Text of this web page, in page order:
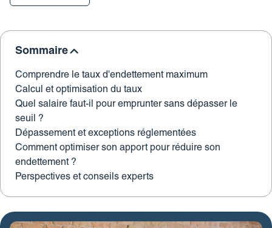
Revue de presse
Nos coordonnées
Impôt sur la plus-value
Le tableau d’amortissement
Découvrir votre profil investisseur
Guide des projets urbains
Sommaire
Comprendre le taux d'endettement maximum
Calcul et optimisation du taux
Quel salaire faut-il pour emprunter sans dépasser le
seuil ?
Dépassement et exceptions réglementées
Comment optimiser son apport pour réduire son
endettement ?
Perspectives et conseils experts